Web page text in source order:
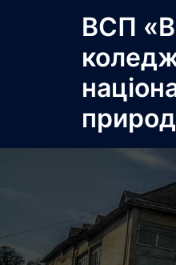
ВСП